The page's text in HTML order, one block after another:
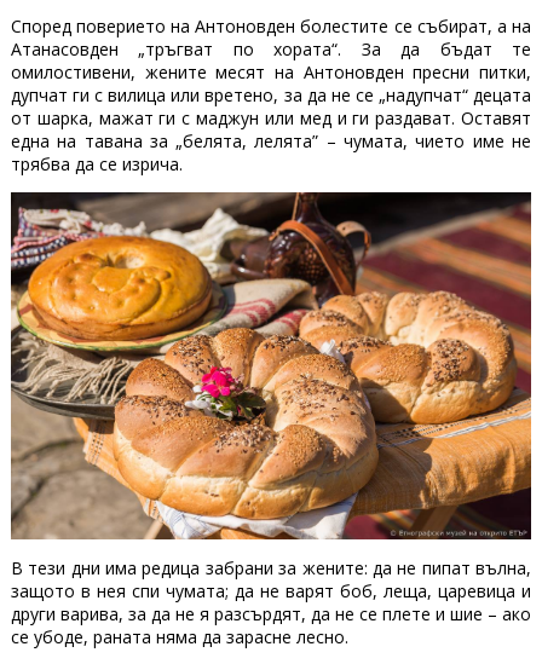
Според поверието на Антоновден болестите се събират, а на
Атанасовден „тръгват по хората“. За да бъдат те
омилостивени, жените месят на Антоновден пресни питки,
дупчат ги с вилица или вретено, за да не се „надупчат“ децата
от шарка, мажат ги с маджун или мед и ги раздават. Оставят
една на тавана за „белята, лелята” – чумата, чието име не
трябва да се изрича.
В тези дни има редица забрани за жените: да не пипат вълна,
защото в нея спи чумата; да не варят боб, леща, царевица и
други варива, за да не я разсърдят, да не се плете и шие – ако
се убоде, раната няма да зарасне лесно.